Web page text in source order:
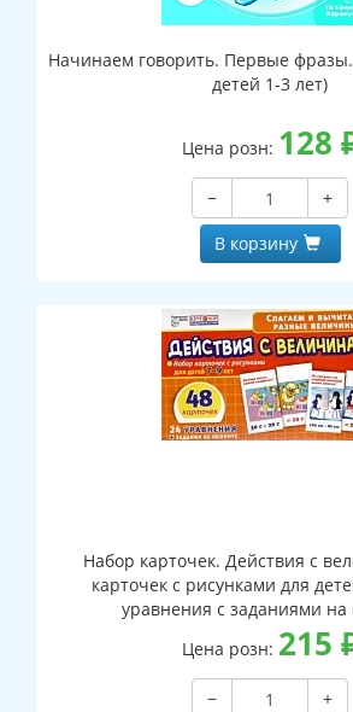
Начинаем говорить. Первые
детей 1-3 лет)
Цена розн: 128
−
+
В корзину
Набор карточек. Действия с
карточек с рисунками для
уравнения с
Цена розн: 215
−
+